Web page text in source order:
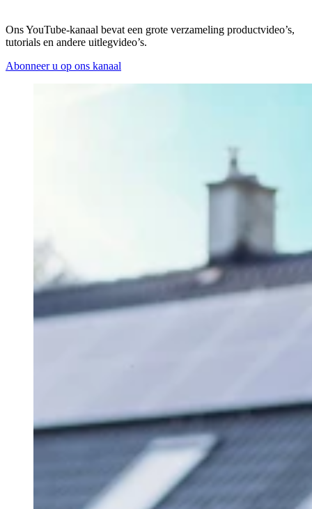
Ons YouTube-kanaal bevat een grote verzameling productvideo’s,
tutorials en andere uitlegvideo’s.
Abonneer u op ons kanaal